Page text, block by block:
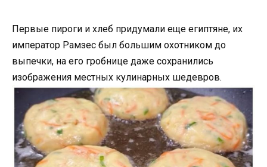
Первые пироги и хлеб придумали еще египтяне, их
император Рамзес был большим охотником до
выпечки, на его гробнице даже сохранились
изображения местных кулинарных шедевров.